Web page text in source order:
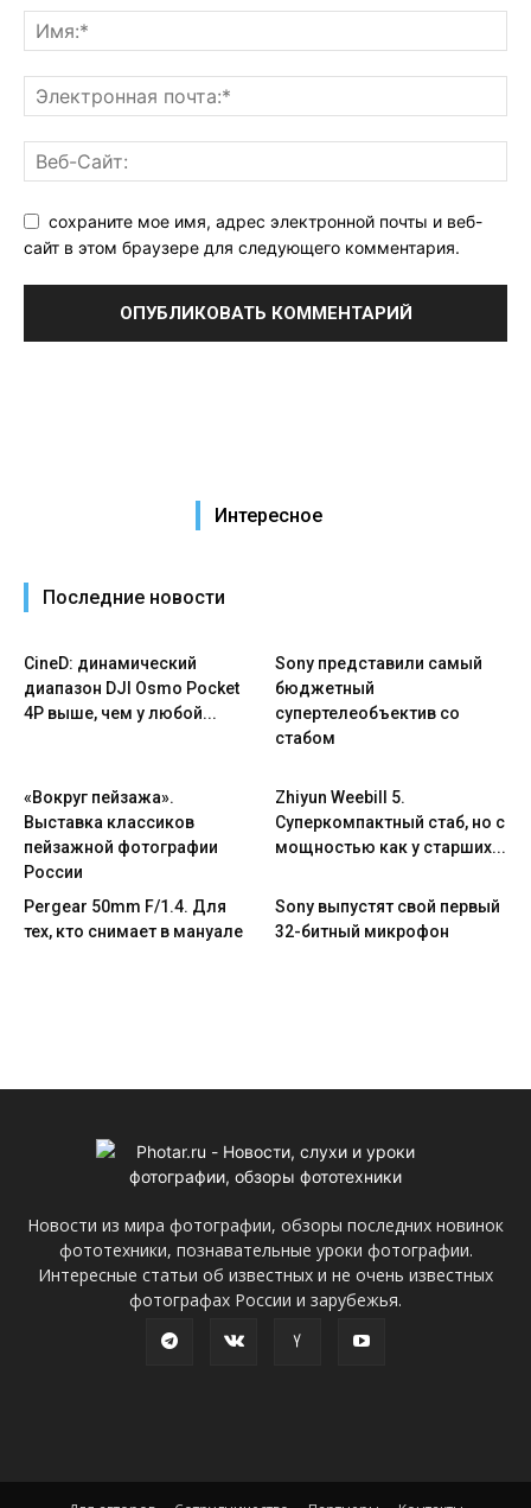
сохраните мое имя, адрес электронной почты и веб-
сайт в этом браузере для следующего комментария.
Интересное
Последние новости
CineD: динамический
диапазон DJI Osmo Pocket
4P выше, чем у любой...
Sony представили самый
бюджетный
супертелеобъектив со
стабом
«Вокруг пейзажа».
Выставка классиков
пейзажной фотографии
России
Zhiyun Weebill 5.
Cуперкомпактный стаб, но с
мощностью как у старших...
Pergear 50mm F/1.4. Для
тех, кто снимает в мануале
Sony выпустят свой первый
32-битный микрофон
Новости из мира фотографии, обзоры последних новинок
фототехники, познавательные уроки фотографии.
Интересные статьи об известных и не очень известных
фотографах России и зарубежья.